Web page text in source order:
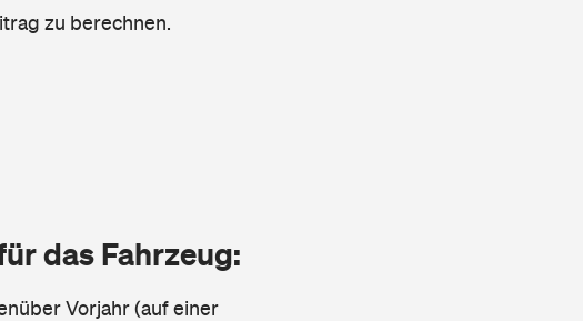
zu berechnen.
das Fahrzeug:
Vorjahr (auf einer